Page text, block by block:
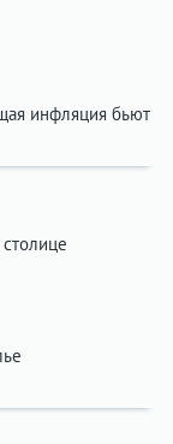
инфляция бьют